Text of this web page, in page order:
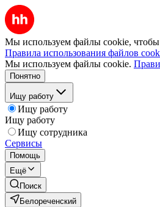
Мы используем файлы cookie, чтобы
Правила использования файлов
Мы используем файлы cookie.
Понятно
Ищу работу
Ищу работу
Ищу работу
Ищу сотрудника
Сервисы
Помощь
Ещё
Поиск
Белореченский